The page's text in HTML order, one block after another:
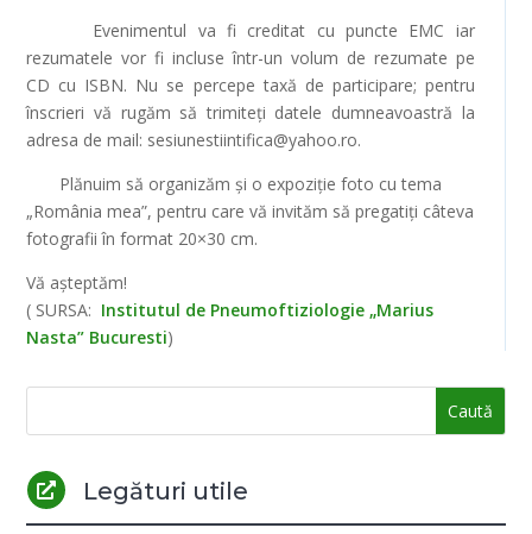
Evenimentul va fi creditat cu puncte EMC iar
rezumatele vor fi incluse într-un volum de rezumate pe
CD cu ISBN. Nu se percepe taxă de participare; pentru
înscrieri vă rugăm să trimiteţi datele dumneavoastră la
adresa de mail: sesiunestiintifica@yahoo.ro.
Plănuim să organizăm și o expoziție foto cu tema
„România mea”, pentru care vă invităm să pregatiți câteva
fotografii în format 20×30 cm.
Vă aşteptăm!
( SURSA: Institutul de Pneumoftiziologie „Marius
Nasta” Bucuresti)
 Legături utile